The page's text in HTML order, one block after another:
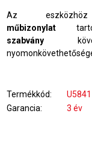
Az
műbizonylat
szabvány
Termékkód
U5841
Garancia
3 év